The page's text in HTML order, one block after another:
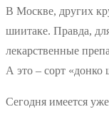
В Москве, других
шиитаке. Правда,
лекарственные
А это – сорт «донко
Сегодня имеется